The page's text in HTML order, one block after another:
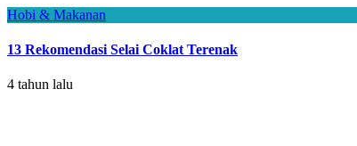
Hobi & Makanan
13 Rekomendasi Selai Coklat Terenak
4 tahun lalu